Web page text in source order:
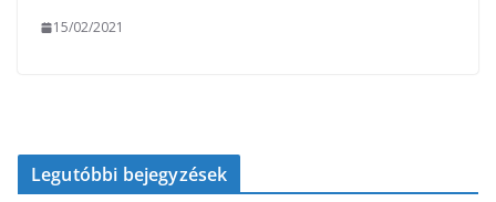
15/02/2021
Legutóbbi bejegyzések